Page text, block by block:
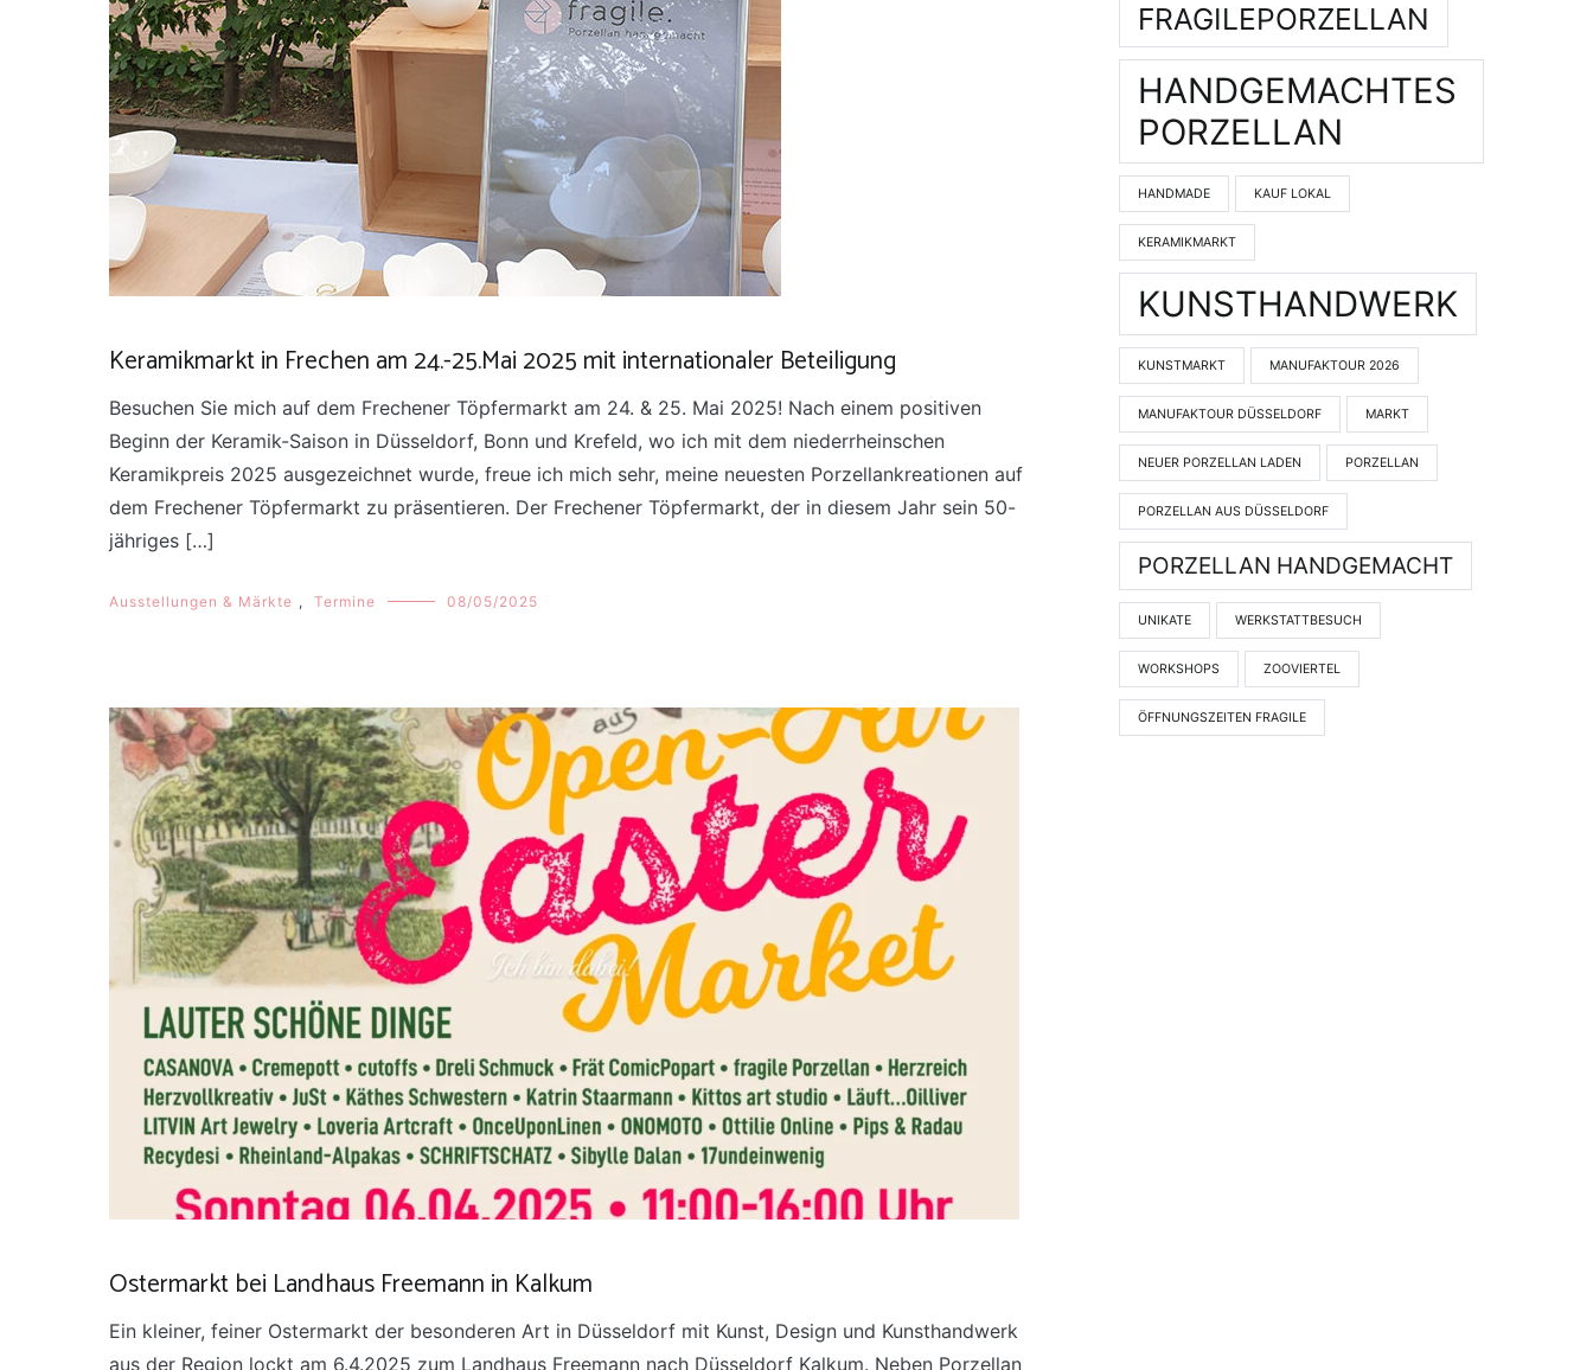
Keramikmarkt in Frechen am 24.-25.Mai 2025 mit internationaler Beteiligung
Besuchen Sie mich auf dem Frechener Töpfermarkt am 24. & 25. Mai 2025! Nach einem positiven
Beginn der Keramik-Saison in Düsseldorf, Bonn und Krefeld, wo ich mit dem niederrheinschen
Keramikpreis 2025 ausgezeichnet wurde, freue ich mich sehr, meine neuesten Porzellankreationen auf
dem Frechener Töpfermarkt zu präsentieren. Der Frechener Töpfermarkt, der in diesem Jahr sein 50-
jähriges […]
Ausstellungen & Märkte , Termine 08/05/2025
Ostermarkt bei Landhaus Freemann in Kalkum
Ein kleiner, feiner Ostermarkt der besonderen Art in Düsseldorf mit Kunst, Design und Kunsthandwerk
aus der Region lockt am 6.4.2025 zum Landhaus Freemann nach Düsseldorf Kalkum. Neben Porzellan
FRAGILEPORZELLAN
HANDGEMACHTES
PORZELLAN
HANDMADE KAUF LOKAL
KERAMIKMARKT
KUNSTHANDWERK
KUNSTMARKT MANUFAKTOUR 2026
MANUFAKTOUR DÜSSELDORF MARKT
NEUER PORZELLAN LADEN PORZELLAN
PORZELLAN AUS DÜSSELDORF
PORZELLAN HANDGEMACHT
UNIKATE WERKSTATTBESUCH
WORKSHOPS ZOOVIERTEL
ÖFFNUNGSZEITEN FRAGILE